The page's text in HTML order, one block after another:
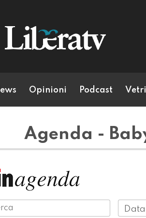
Opinioni Podcast
Agenda -